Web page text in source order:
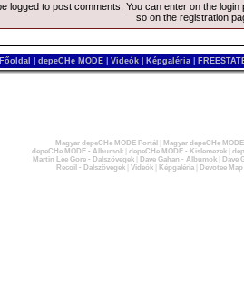
logged to post comments, You can enter on the login
so on the registration
Főoldal depeCHe MODE Videók Képgaléria
Magyar depeCHe MODE Portál
Magyar depeCHe
depeCHe MODE - Albumok| depeCHe MODE - Kislemezek|
Martin Lee Gore - Dalszövegek| Dave Gahan - Albumok|
Dave
Recoil - Dalszövegek| Videók| Képgaléria| Devotee Map